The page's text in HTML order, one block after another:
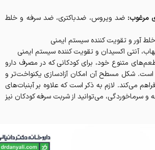
مرغوب: ضد ویروس، ضدباکتری، ضد سرفه و خلط
خلط آور و تقویت کننده سیستم ایمنی
آنتی اکسیدان و تقویت کننده سیستم ایمنی
متنوع خود، برای کودکانی که در مصرف دارو
است. شکل مسطح آن امکان آزادسازی یکنواخت‌تر و
می‌کند. لازم به ذکر است که علاوه بر آبنبات‌های
و سرماخوردگی، می‌توانید از شربت سرفه کودکان نیز